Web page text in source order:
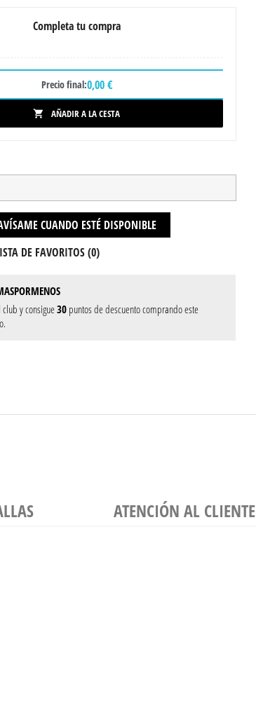
Completa tu compra
Precio final:0,00 €
 AÑADIR A LA CESTA
CUANDO ESTÉ DISPONIBLE
DE FAVORITOS (0)
club y consigue30puntos de descuento comprando este
ATENCIÓN AL CLIENTE